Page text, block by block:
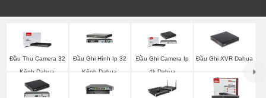
Đầu Thu Camera 32
Kênh Dahua
Đầu Ghi Hình Ip 32
Kênh Dahua
Đầu Ghi Camera Ip
4k Dahua
Đầu Ghi XVR Dahua